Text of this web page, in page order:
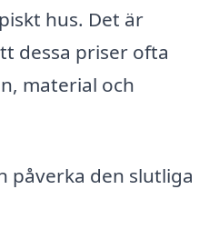
hus. Det är
dessa priser ofta
material och
påverka den slutliga